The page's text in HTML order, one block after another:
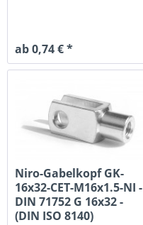
ab 0,74 € *
Niro-Gabelkopf GK-
16x32-CET-M16x1.5-NI -
DIN 71752 G 16x32 -
(DIN ISO 8140)